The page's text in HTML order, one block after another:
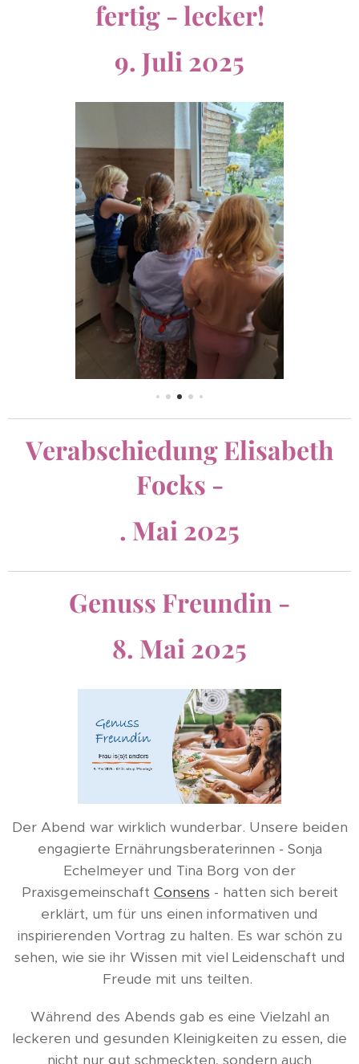
fertig - lecker!
9. Juli 2025
Verabschiedung Elisabeth
Focks -
. Mai 2025
Genuss Freundin -
8. Mai 2025
Der Abend war wirklich wunderbar. Unsere beiden
engagierte Ernährungsberaterinnen - Sonja
Echelmeyer und Tina Borg von der
Praxisgemeinschaft Consens - hatten sich bereit
erklärt, um für uns einen informativen und
inspirierenden Vortrag zu halten. Es war schön zu
sehen, wie sie ihr Wissen mit viel Leidenschaft und
Freude mit uns teilten.
Während des Abends gab es eine Vielzahl an
leckeren und gesunden Kleinigkeiten zu essen, die
nicht nur gut schmeckten, sondern auch